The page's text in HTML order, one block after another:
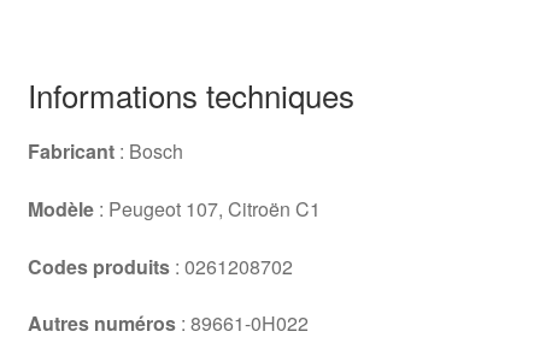
Informations techniques
Fabricant: Bosch
Modèle: Peugeot 107, Citroën C1
Codes produits: 0261208702
Autres numéros: 89661-0H022